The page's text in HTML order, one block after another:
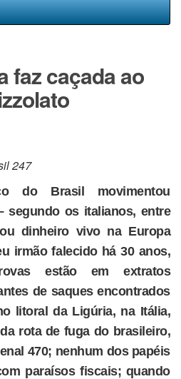
faz caçada ao
247
do Brasil movimentou
segundo os italianos, entre
dinheiro vivo na Europa
irmão falecido há 30 anos,
estão em extratos
de saques encontrados
litoral da Ligúria, na Itália,
rota de fuga do brasileiro,
470; nenhum dos papéis
paraísos fiscais; quando